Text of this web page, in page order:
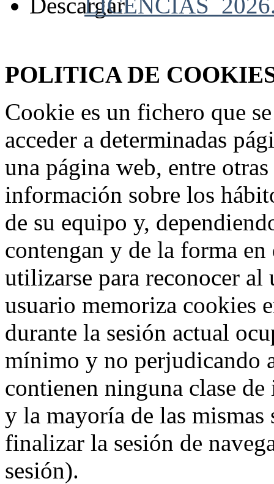
POLITICA DE
Cookie es un fichero que
acceder a determinadas
una página web, entre
información sobre los
de su equipo y,
contengan y de la forma
utilizarse para reconocer
usuario memoriza cookies
durante la sesión actual
mínimo y no perjudicando
contienen ninguna clase
y la mayoría de las
finalizar la sesión de
sesión).